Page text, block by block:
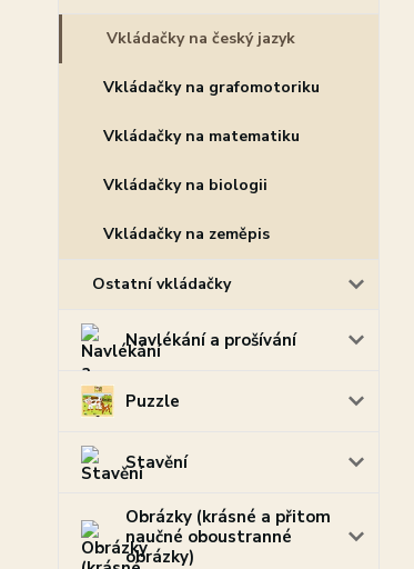
Vkládačky na český jazyk
Vkládačky na grafomotoriku
Vkládačky na matematiku
Vkládačky na biologii
Vkládačky na zeměpis
Ostatní vkládačky
Navlékání a prošívání
Puzzle
Stavění
Obrázky (krásné a přitom
naučné oboustranné
obrázky)